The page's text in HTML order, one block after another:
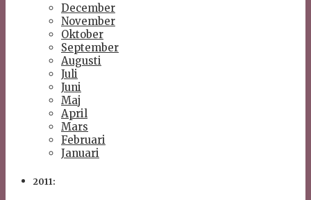
December
November
Oktober
September
Augusti
Juli
Juni
Maj
April
Mars
Februari
Januari
2011: